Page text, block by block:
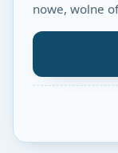
nowe, wolne